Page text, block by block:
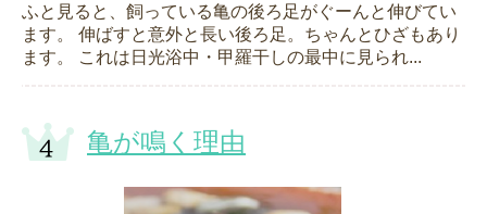
ふと見ると、飼っている亀の後ろ足がぐーんと伸びてい
ます。 伸ばすと意外と長い後ろ足。ちゃんとひざもあり
ます。 これは日光浴中・甲羅干しの最中に見られ...
亀が鳴く理由